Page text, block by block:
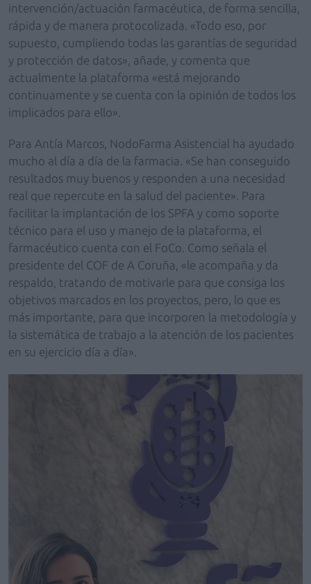
intervención/actuación farmacéutica, de forma sencilla,
rápida y de manera protocolizada. «Todo eso, por
supuesto, cumpliendo todas las garantías de seguridad
y protección de datos», añade, y comenta que
actualmente la plataforma «está mejorando
continuamente y se cuenta con la opinión de todos los
implicados para ello».
Para Antía Marcos, NodoFarma Asistencial ha ayudado
mucho al día a día de la farmacia. «Se han conseguido
resultados muy buenos y responden a una necesidad
real que repercute en la salud del paciente». Para
facilitar la implantación de los SPFA y como soporte
técnico para el uso y manejo de la plataforma, el
farmacéutico cuenta con el FoCo. Como señala el
presidente del COF de A Coruña, «le acompaña y da
respaldo, tratando de motivarle para que consiga los
objetivos marcados en los proyectos, pero, lo que es
más importante, para que incorporen la metodología y
la sistemática de trabajo a la atención de los pacientes
en su ejercicio día a día».